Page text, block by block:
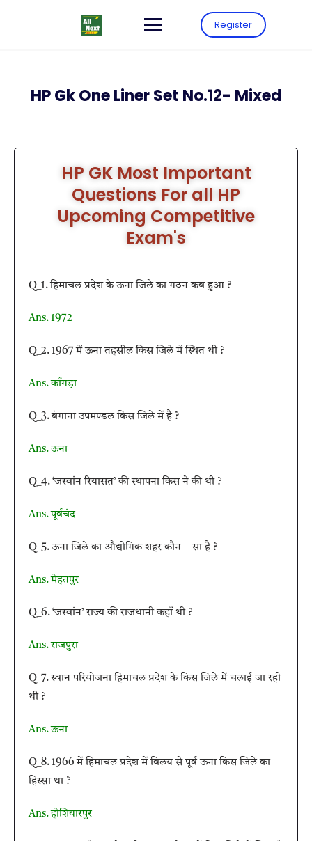
Register
HP Gk One Liner Set No.12- Mixed
HP GK Most Important
Questions For all HP
Upcoming Competitive
Exam's
Q_1. हिमाचल प्रदेश के ऊना जिले का गठन कब हुआ ?
Ans. 1972
Q_2. 1967 में ऊना तहसील किस जिले में स्थित थी ?
Ans. काँगड़ा
Q_3. बंगाना उपमण्डल किस जिले में है ?
Ans. ऊना
Q_4. ‘जस्वांन रियासत’ की स्थापना किस ने की थी ?
Ans. पूर्वचंद
Q_5. ऊना जिले का औद्योगिक शहर कौन – सा है ?
Ans. मेहतपुर
Q_6. ‘जस्वांन’ राज्य की राजधानी कहाँ थी ?
Ans. राजपुरा
Q_7. स्वान परियोजना हिमाचल प्रदेश के किस जिले में चलाई जा रही
थी ?
Ans. ऊना
Q_8. 1966 में हिमाचल प्रदेश में विलय से पूर्व ऊना किस जिले का
हिस्सा था ?
Ans. होशियारपुर